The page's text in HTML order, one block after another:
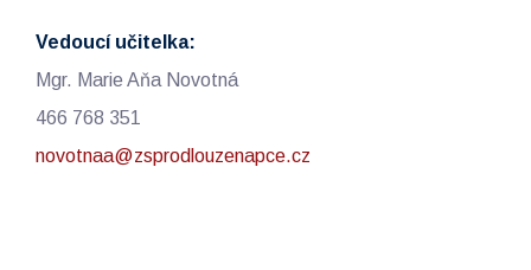
Vedoucí učitelka:
Mgr. Marie Aňa Novotná
466 768 351
novotnaa@zsprodlouzenapce.cz